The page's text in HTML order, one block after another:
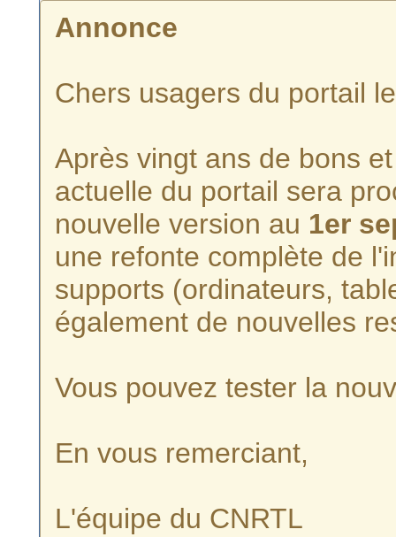
Annonce
Chers usagers du portail
Après vingt ans de bons
actuelle du portail sera
nouvelle version au 1er
une refonte complète de
supports (ordinateurs,
également de nouvelles
Vous pouvez tester la
En vous remerciant,
L'équipe du CNRTL